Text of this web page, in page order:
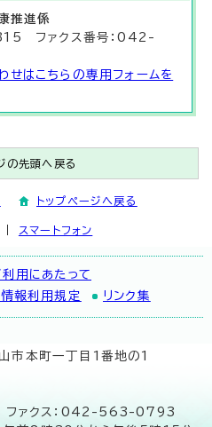
推進係
ファクス番号：042-
せはこちらの専用フォームを
の先頭へ戻る
トップページへ戻る
スマートフォン
利用にあたって
報利用規定 リンク集
市本町一丁目1番地の1
ァクス：042-563-0793